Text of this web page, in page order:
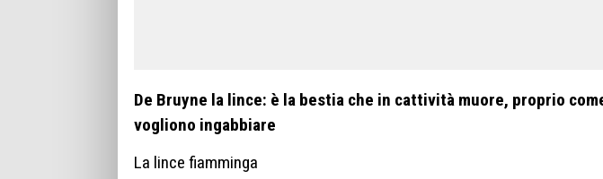
De Bruyne la lince: è la bestia che in cattività muore, proprio
vogliono ingabbiare
La lince fiamminga